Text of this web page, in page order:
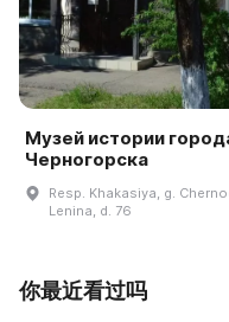
Музей истории
Черногорска
Resp. Khakasiya, g.
Lenina, d. 76
你最近看过吗